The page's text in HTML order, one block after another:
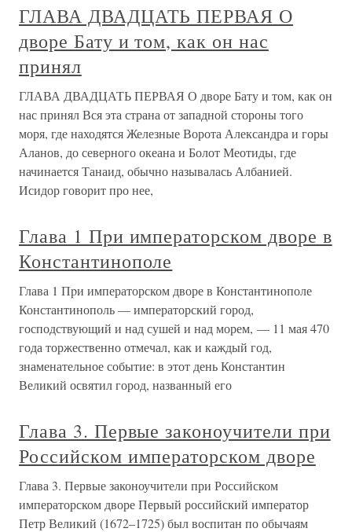
ГЛАВА ДВАДЦАТЬ ПЕРВАЯ О
дворе Бату и том, как он нас
принял
ГЛАВА ДВАДЦАТЬ ПЕРВАЯ О дворе Бату и том, как он
нас принял Вся эта страна от западной стороны того
моря, где находятся Железные Ворота Александра и горы
Аланов, до северного океана и Болот Меотиды, где
начинается Танаид, обычно называлась Албанией.
Исидор говорит про нее,
Глава 1 Пpи императорском дворе в
Константинополе
Глава 1 Пpи императорском дворе в Константинополе
Константинополь — императорский город,
господствующий и над сушей и над морем, — 11 мая 470
года торжественно отмечал, как и каждый год,
знаменательное событие: в этот день Константин
Великий освятил город, названный его
Глава 3. Первые законоучители при
Российском императорском дворе
Глава 3. Первые законоучители при Российском
императорском дворе Первый российский император
Петр Великий (1672–1725) был воспитан по обычаям